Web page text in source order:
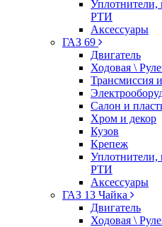
Уплотнители,
РТИ
Аксессуары
ГАЗ 69
Двигатель
Ходовая \
Трансмиссия
Салон и
Хром и декор
Кузов
Крепеж
Уплотнители,
РТИ
Аксессуары
ГАЗ 13 Чайка
Двигатель
Ходовая \